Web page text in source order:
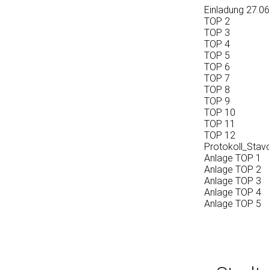
Einladung
TOP 2
TOP 3
TOP 4
TOP 5
TOP 6
TOP 7
TOP 8
TOP 9
TOP 10
TOP 11
TOP 12
Anlage TOP 1
Anlage TOP 2
Anlage TOP 3
Anlage TOP 4
Anlage TOP 5